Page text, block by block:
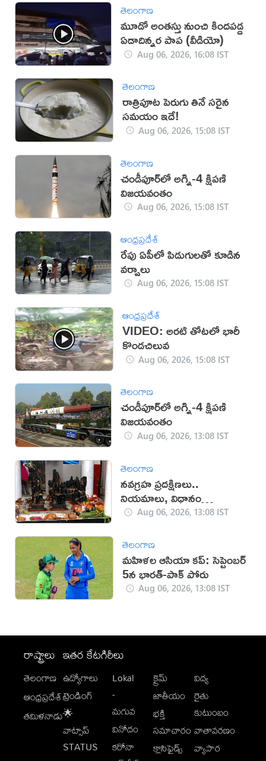
తెలంగాణ
మూడో అంతస్తు నుంచి కిందపడ్డ
ఏడాదిన్నర పాప (వీడియో)
Aug 06, 2026, 16:08 IST
తెలంగాణ
రాత్రిపూట పెరుగు తినే సరైన
సమయం ఇదే!
Aug 06, 2026, 15:08 IST
తెలంగాణ
చండీపూర్‌లో అగ్ని-4 క్షిపణి
విజయవంతం
Aug 06, 2026, 15:08 IST
ఆంధ్రప్రదేశ్
రేపు ఏపీలో పిడుగులతో కూడిన
వర్షాలు
Aug 06, 2026, 15:08 IST
ఆంధ్రప్రదేశ్
VIDEO: అరటి తోటలో భారీ
కొండచిలువ
Aug 06, 2026, 15:08 IST
తెలంగాణ
చండీపూర్‌లో అగ్ని-4 క్షిపణి
విజయవంతం
Aug 06, 2026, 13:08 IST
తెలంగాణ
నవగ్రహ ప్రదక్షిణలు..
నియమాలు, విధానం
తెలుసుకోండి
Aug 06, 2026, 13:08 IST
తెలంగాణ
మహిళల ఆసియా కప్‌: సెప్టెంబర్
5న భారత్-పాక్ పోరు
Aug 06, 2026, 13:08 IST
రాష్ట్రాలు
తెలంగాణ
ఆంధ్రప్రదేశ్
తమిళనాడు
ఇతర కేటగిరీలు
ఉద్యోగాలు
ట్రెండింగ్
🌟
వాట్సాప్
STATUS
Lokal
-
మగువ
వినోదం
కరోనా
క్రైమ్
జాతీయం
భక్తి
సమాచారం
క్లాసిఫైడ్స్
విద్య
రైతు
కుటుంబం
వాతావరణం
వ్యాపార